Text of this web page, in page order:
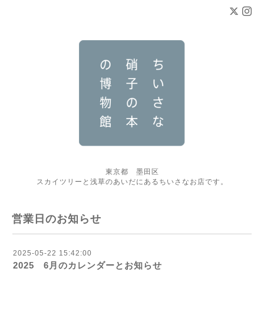
東京都 墨田区
スカイツリーと浅草のあいだにあるちいさなお店です。
営業日のお知らせ
2025-05-22 15:42:00
2025 6月のカレンダーとお知らせ